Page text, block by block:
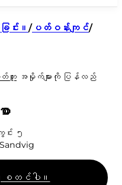
ား
းပို့ပါ။
က်တွေကို ဘယ်လိုစွန့်ပစ်
စည်းများ
ပစ္စည်းများ
င်း။ /ပတ်ဝန်းကျင်/
ဘူးအမှိုက်များကို ပြန်လည်
င်း ၅
စတင်ပါ။